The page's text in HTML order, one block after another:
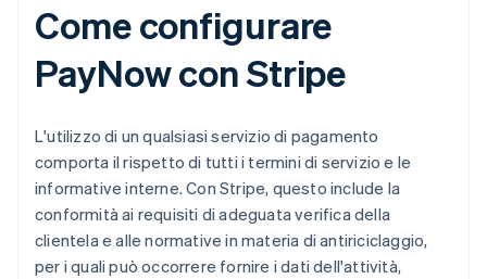
Come configurare
PayNow con Stripe
L'utilizzo di un qualsiasi servizio di pagamento
comporta il rispetto di tutti i termini di servizio e le
informative interne. Con Stripe, questo include la
conformità ai requisiti di adeguata verifica della
clientela e alle normative in materia di antiriciclaggio,
per i quali può occorrere fornire i dati dell'attività,